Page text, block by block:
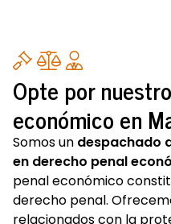
Opte por
económico en
Somos un despachado
en derecho penal
penal económico
derecho penal.
relacionados con la